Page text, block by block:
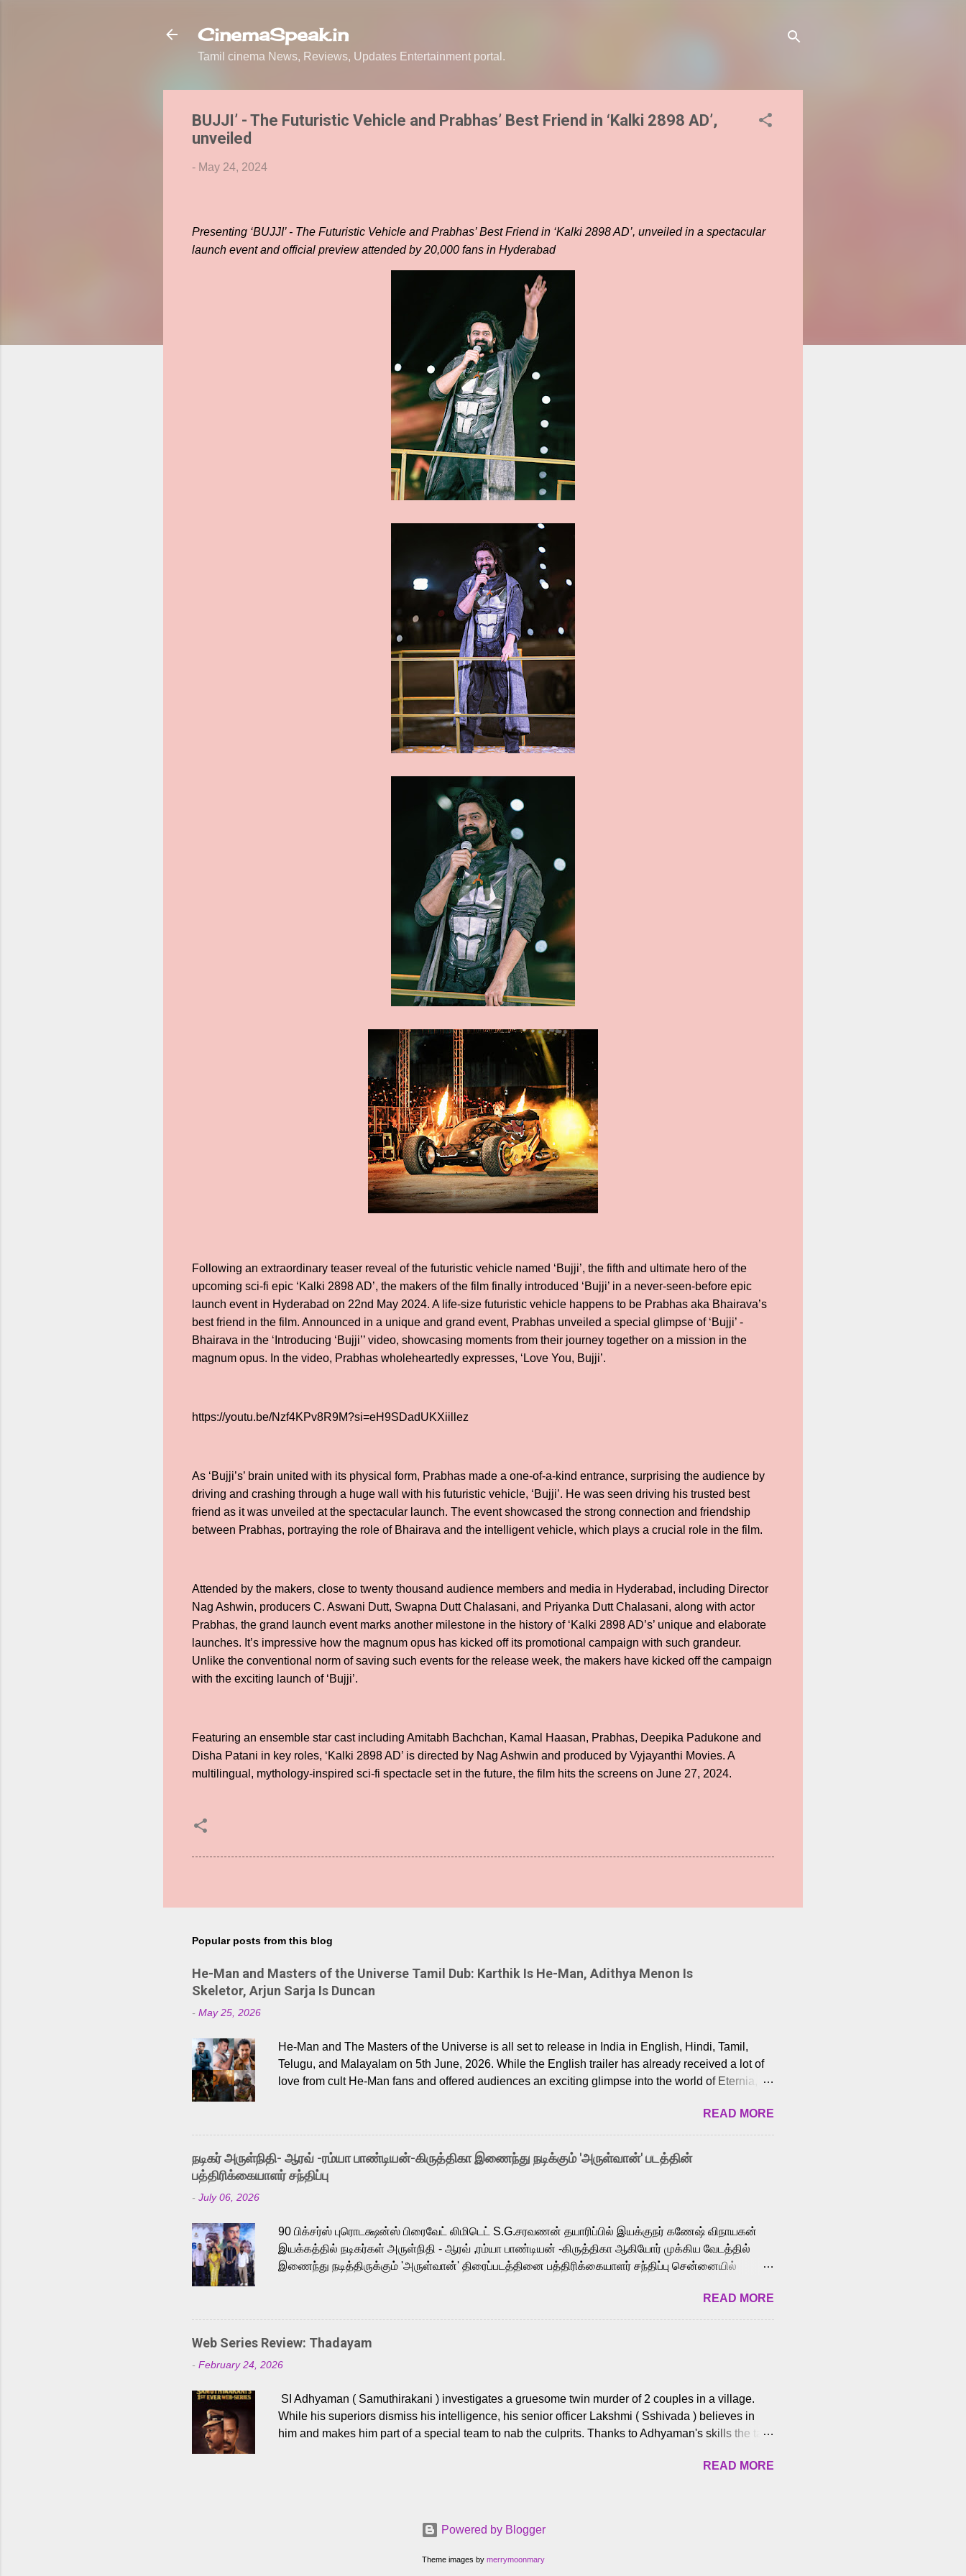
CinemaSpeak.in
Tamil cinema News, Reviews, Updates Entertainment portal.
BUJJI’ - The Futuristic Vehicle and Prabhas’ Best Friend in ‘Kalki 2898 AD’,
unveiled
- May 24, 2024
Presenting ‘BUJJI’ - The Futuristic Vehicle and Prabhas’ Best Friend in ‘Kalki 2898 AD’, unveiled in a spectacular
launch event and official preview attended by 20,000 fans in Hyderabad
Following an extraordinary teaser reveal of the futuristic vehicle named ‘Bujji’, the fifth and ultimate hero of the
upcoming sci-fi epic ‘Kalki 2898 AD’, the makers of the film finally introduced ‘Bujji’ in a never-seen-before epic
launch event in Hyderabad on 22nd May 2024. A life-size futuristic vehicle happens to be Prabhas aka Bhairava’s
best friend in the film. Announced in a unique and grand event, Prabhas unveiled a special glimpse of ‘Bujji’ -
Bhairava in the ‘Introducing ‘Bujji’’ video, showcasing moments from their journey together on a mission in the
magnum opus. In the video, Prabhas wholeheartedly expresses, ‘Love You, Bujji’.
https://youtu.be/Nzf4KPv8R9M?si=eH9SDadUKXiillez
As ‘Bujji’s’ brain united with its physical form, Prabhas made a one-of-a-kind entrance, surprising the audience by
driving and crashing through a huge wall with his futuristic vehicle, ‘Bujji’. He was seen driving his trusted best
friend as it was unveiled at the spectacular launch. The event showcased the strong connection and friendship
between Prabhas, portraying the role of Bhairava and the intelligent vehicle, which plays a crucial role in the film.
Attended by the makers, close to twenty thousand audience members and media in Hyderabad, including Director
Nag Ashwin, producers C. Aswani Dutt, Swapna Dutt Chalasani, and Priyanka Dutt Chalasani, along with actor
Prabhas, the grand launch event marks another milestone in the history of ‘Kalki 2898 AD’s’ unique and elaborate
launches. It’s impressive how the magnum opus has kicked off its promotional campaign with such grandeur.
Unlike the conventional norm of saving such events for the release week, the makers have kicked off the campaign
with the exciting launch of ‘Bujji’.
Featuring an ensemble star cast including Amitabh Bachchan, Kamal Haasan, Prabhas, Deepika Padukone and
Disha Patani in key roles, ‘Kalki 2898 AD’ is directed by Nag Ashwin and produced by Vyjayanthi Movies. A
multilingual, mythology-inspired sci-fi spectacle set in the future, the film hits the screens on June 27, 2024.
Popular posts from this blog
He-Man and Masters of the Universe Tamil Dub: Karthik Is He-Man, Adithya Menon Is
Skeletor, Arjun Sarja Is Duncan
- May 25, 2026
He-Man and The Masters of the Universe is all set to release in India in English, Hindi, Tamil,
Telugu, and Malayalam on 5th June, 2026. While the English trailer has already received a lot of
love from cult He-Man fans and offered audiences an exciting glimpse into the world of Eternia,
Adding to the growing buzz is the film’s powerful Tamil voice cast led by celebrated playback
singer Karthik, who lends his voice to the iconic superhero He-Man. Known for memorable songs
like “Behene De” from Raavan, “Oru Maalai” from Ghajini, and “Mun Andhi” from 7 Aum Arivu,
Karthik is loved for his versatile voice and strong command over multiple languages, making him
a strong fit for the legendary character. Adithya Menon, known for portraying memorable
READ MORE
நடிகர் அருள்நிதி- ஆரவ் -ரம்யா பாண்டியன்-கிருத்திகா இணைந்து நடிக்கும் 'அருள்வான்' படத்தின்
பத்திரிக்கையாளர் சந்திப்பு
- July 06, 2026
90 பிக்சர்ஸ் புரொடக்ஷன்ஸ் பிரைவேட் லிமிடெட் S.G.சரவணன் தயாரிப்பில் இயக்குநர் கணேஷ் விநாயகன்
இயக்கத்தில் நடிகர்கள் அருள்நிதி - ஆரவ் ,ரம்யா பாண்டியன் -கிருத்திகா ஆகியோர் முக்கிய வேடத்தில்
இணைந்து நடித்திருக்கும் 'அருள்வான்' திரைப்படத்தினை பத்திரிக்கையாளர் சந்திப்பு சென்னையில்
அருள்நிதி, ஆரவ், காளி வெங்கட், ரம்யா பாண்டியன், வி டி வி கணேஷ் , ஜான் விஜய், பேபி கிருத்திகா,
'பருத்திவீரன்' சரவணன், ஹரிஷ் உத்தமன் உள்ளிட்ட பலர் நடித்திருக்கிறார்கள். எம். சுகுமார் ஒளிப்பதிவு
செய்திருக்கும் இந்த திரைப்படத்திற்கு ஜீ. வி. பிரகாஷ் குமார் இசையமைத்திருக்கிறார். லால்குடி
இளையராஜா கலை இயக்கத்தை கவனிக்க.. லாரன்ஸ் கிஷோர் படத் தொகுப்பு பணிகளை
மேற்கொண்டிருக்கிறார். கல்வியின் அவசியத்தை வலியுறுத்தி தயாராகி இருக்கும் இந்தத் திரைப்படத்தை 90
இப்படத்தை சக்தி பிலிம் ஃபேக்டரி நிறுவனம் சார்பில் சக்திவேலன் வழங...
READ MORE
Web Series Review: Thadayam
- February 24, 2026
SI Adhyaman ( Samuthirakani ) investigates a gruesome twin murder of 2 couples in a village.
While his superiors dismiss his intelligence, his senior officer Lakshmi ( Sshivada ) believes in
him and makes him part of a special team to nab the culprits. Thanks to Adhyaman's skills the task
begin to dig deeper, several layers emerge which link the case to events dating back to 1995.
character details. What follows is a chilling series of encounters between the cops and villainous
characters (played by Prem and Raj Tirandasu ). While both look menacing and are superb
READ MORE
Powered by Blogger
Theme images by merrymoonmary